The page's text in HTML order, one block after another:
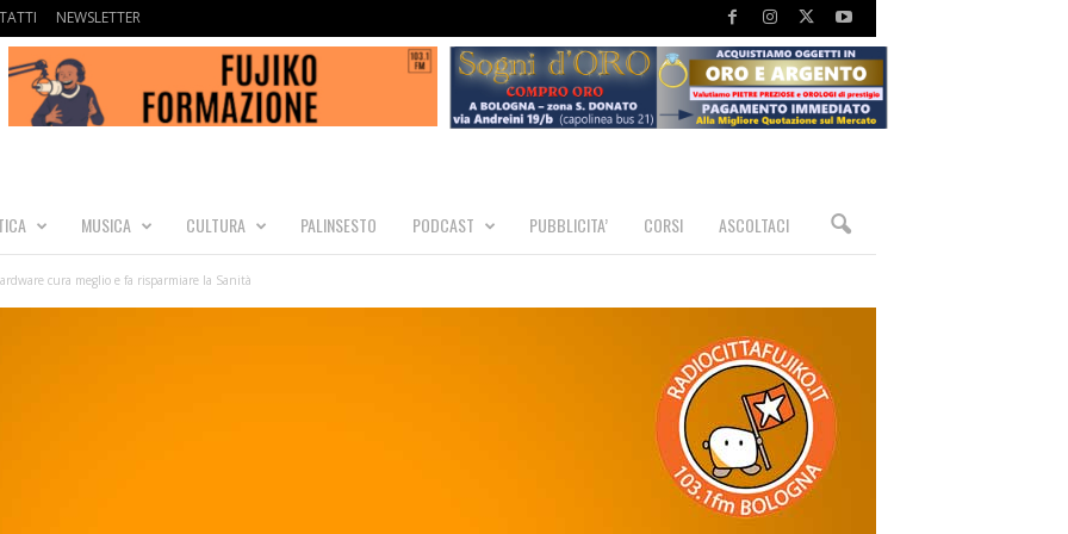
NEWSLETTER
MUSICA CULTURA PALINSESTO PODCAST PUBBLICITA’ CORSI ASCOLTACI
cura meglio e fa risparmiare la Sanità